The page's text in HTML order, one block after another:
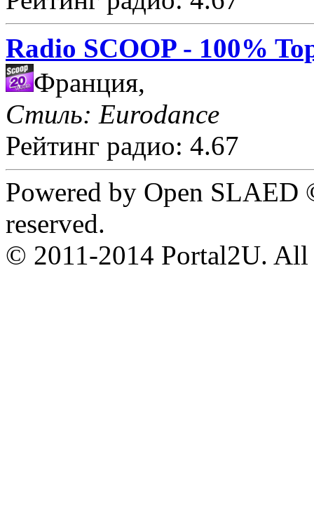
Radio SCOOP - 100%
Франция,
Стиль: Eurodance
Рейтинг радио: 4.67
Powered by Open
reserved.
© 2011-2014 Portal2U. All